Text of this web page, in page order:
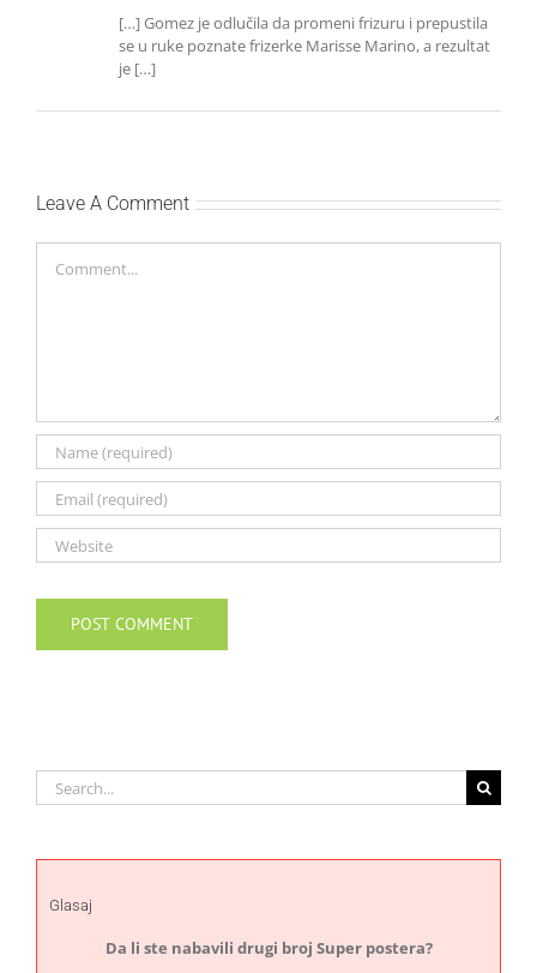
[…] Gomez je odlučila da promeni frizuru i prepustila
se u ruke poznate frizerke Marisse Marino, a rezultat
je […]
Leave A Comment
Search
for:
Glasaj
Da li ste nabavili drugi broj Super postera?